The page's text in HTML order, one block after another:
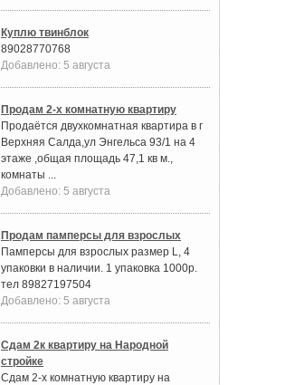
Куплю твинблок
89028770768
Добавлено: 5 августа
Продам 2-х комнатную квартиру
Продаётся двухкомнатная квартира в г
Верхняя Салда,ул Энгельса 93/1 на 4
этаже ,общая площадь 47,1 кв м.,
комнаты ...
Добавлено: 5 августа
Продам памперсы для взрослых
Памперсы для взрослых размер L, 4
упаковки в наличии. 1 упаковка 1000р.
тел 89827197504
Добавлено: 5 августа
Сдам 2к квартиру на Народной
стройке
Сдам 2-х комнатную квартиру на